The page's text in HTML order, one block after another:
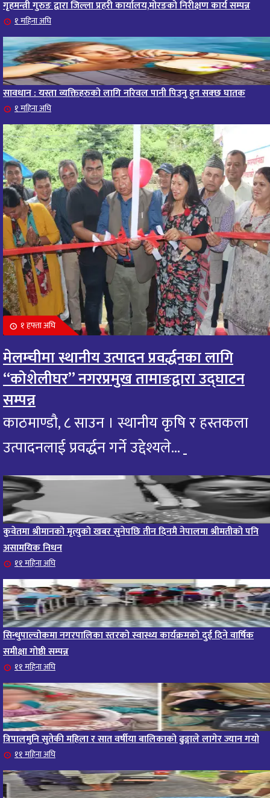
गृहमन्त्री गुरुङ द्वारा जिल्ला प्रहरी कार्यालय,मोरङको निरीक्षण कार्य सम्पन्न
१ महिना अघि
सावधान : यस्ता व्यक्तिहरुको लागि नरिवल पानी पिउनु हुन सक्छ घातक
१ महिना अघि
१ हफ्ता अघि
मेलम्चीमा स्थानीय उत्पादन प्रवर्द्धनका लागि
“कोशेलीघर” नगरप्रमुख तामाङद्वारा उद्घाटन
सम्पन्न
काठमाण्डौ, ८ साउन । स्थानीय कृषि र हस्तकला
उत्पादनलाई प्रवर्द्धन गर्ने उद्देश्यले...
कुवेतमा श्रीमानको मृत्युको खबर सुनेपछि तीन दिनमै नेपालमा श्रीमतीको पनि
असामयिक निधन
११ महिना अघि
सिन्धुपाल्चोकमा नगरपालिका स्तरको स्वास्थ्य कार्यक्रमको दुई दिने वार्षिक
समीक्षा गोष्ठी सम्पन्न
११ महिना अघि
त्रिपालमुनि सुतेकी महिला र सात वर्षीया बालिकाको ढुङ्गाले लागेर ज्यान गयो
११ महिना अघि